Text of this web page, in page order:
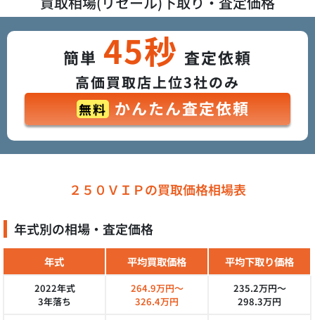
簡単 45秒 査定依頼
高価買取店上位3社のみ
無料 かんたん査定依頼
２５０ＶＩＰの買取価格相場表
年式別の相場・査定価格
年式 平均買取価格 平均下取り価格
2022年式
3年落ち
264.9万円～
326.4万円
235.2万円～
298.3万円